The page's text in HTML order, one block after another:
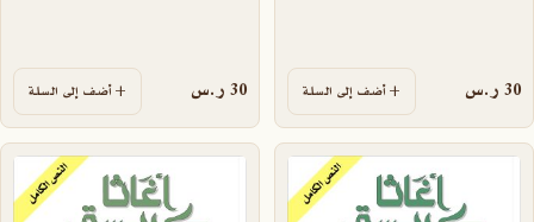
30 ر.س أضف إلى السلة 30 ر.س أضف إلى السلة